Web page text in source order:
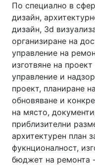
По специално в
дизайн,
дизайн, 3d
организиране на
управление на
изготвяне на
управление и
проект, планиране
обновяване и
на място,
приблизителни
архитектурен план
фукнционалност,
бюджет на ремонта